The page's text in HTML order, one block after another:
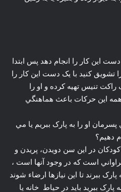
کنيد با يک دست اين کار را
پسرمان او را به پارک ببريم يا مي
دهيم؟
کودکان در اين سن دويدن، پريدن و
فراواني است که در وجود آنها است ،
پارک ببرند تا اين نيازها ارضاء شوند
پارک ببريد بايد در حياط خانه يا
سه چرخه بعد با چرخ معمولي
فراهم کنيد.